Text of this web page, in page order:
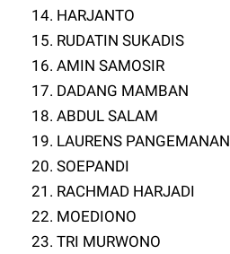
14. HARJANTO
15. RUDATIN SUKADIS
16. AMIN SAMOSIR
17. DADANG MAMBAN
18. ABDUL SALAM
19. LAURENS PANGEMANAN
20. SOEPANDI
21. RACHMAD HARJADI
22. MOEDIONO
23. TRI MURWONO